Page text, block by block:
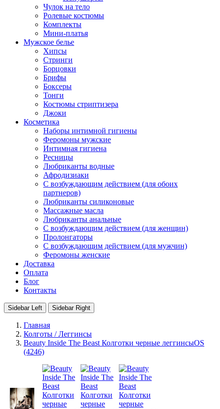
Чулок на тело
Ролевые костюмы
Комплекты
Мини-платья
Мужское белье
Хипсы
Стринги
Борцовки
Брифы
Боксеры
Тонги
Костюмы стриптизера
Джоки
Косметика
Наборы интимной гигиены
Феромоны мужские
Интимная гигиена
Ресницы
Любриканты водные
Афродизиаки
С возбуждающим действием (для обоих
партнеров)
Любриканты силиконовые
Массажные масла
Любриканты анальные
С возбуждающим действием (для женщин)
Пролонгаторы
С возбуждающим действием (для мужчин)
Феромоны женские
Доставка
Оплата
Блог
Контакты
Sidebar Left Sidebar Right
Главная
Колготы / Леггинсы
Beauty Inside The Beast Колготки черные леггинсыOS
(4246)